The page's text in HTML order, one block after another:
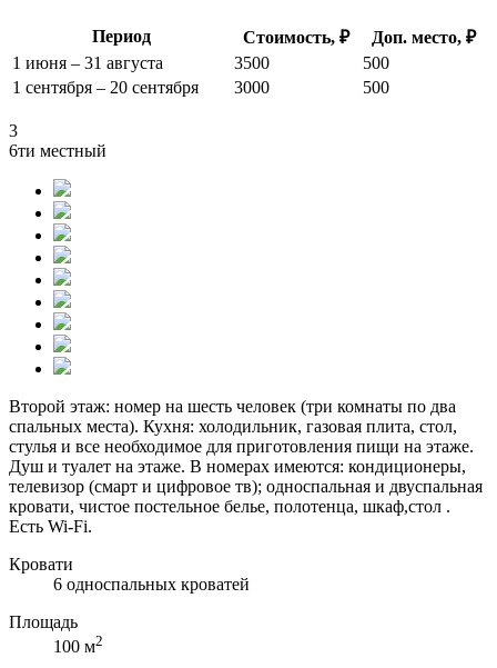
Период Стоимость, ₽
Доп. место, ₽
1 июня – 31 августа
3500
500
1 сентября – 20 сентября
3000 500
3
6ти местный
Второй этаж: номер на шесть человек (три комнаты по два
спальных места). Кухня: холодильник, газовая плита, стол,
стулья и все необходимое для приготовления пищи на этаже.
Душ и туалет на этаже. В номерах имеются: кондиционеры,
телевизор (смарт и цифровое тв); односпальная и двуспальная
кровати, чистое постельное белье, полотенца, шкаф,стол .
Есть Wi-Fi.
Кровати
6 односпальных кроватей
Площадь
100 м2